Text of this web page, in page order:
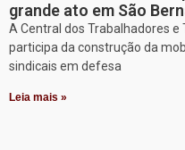
grande ato em São
A Central dos Trabalhadores e
participa da construção da
sindicais em defesa
Leia mais »